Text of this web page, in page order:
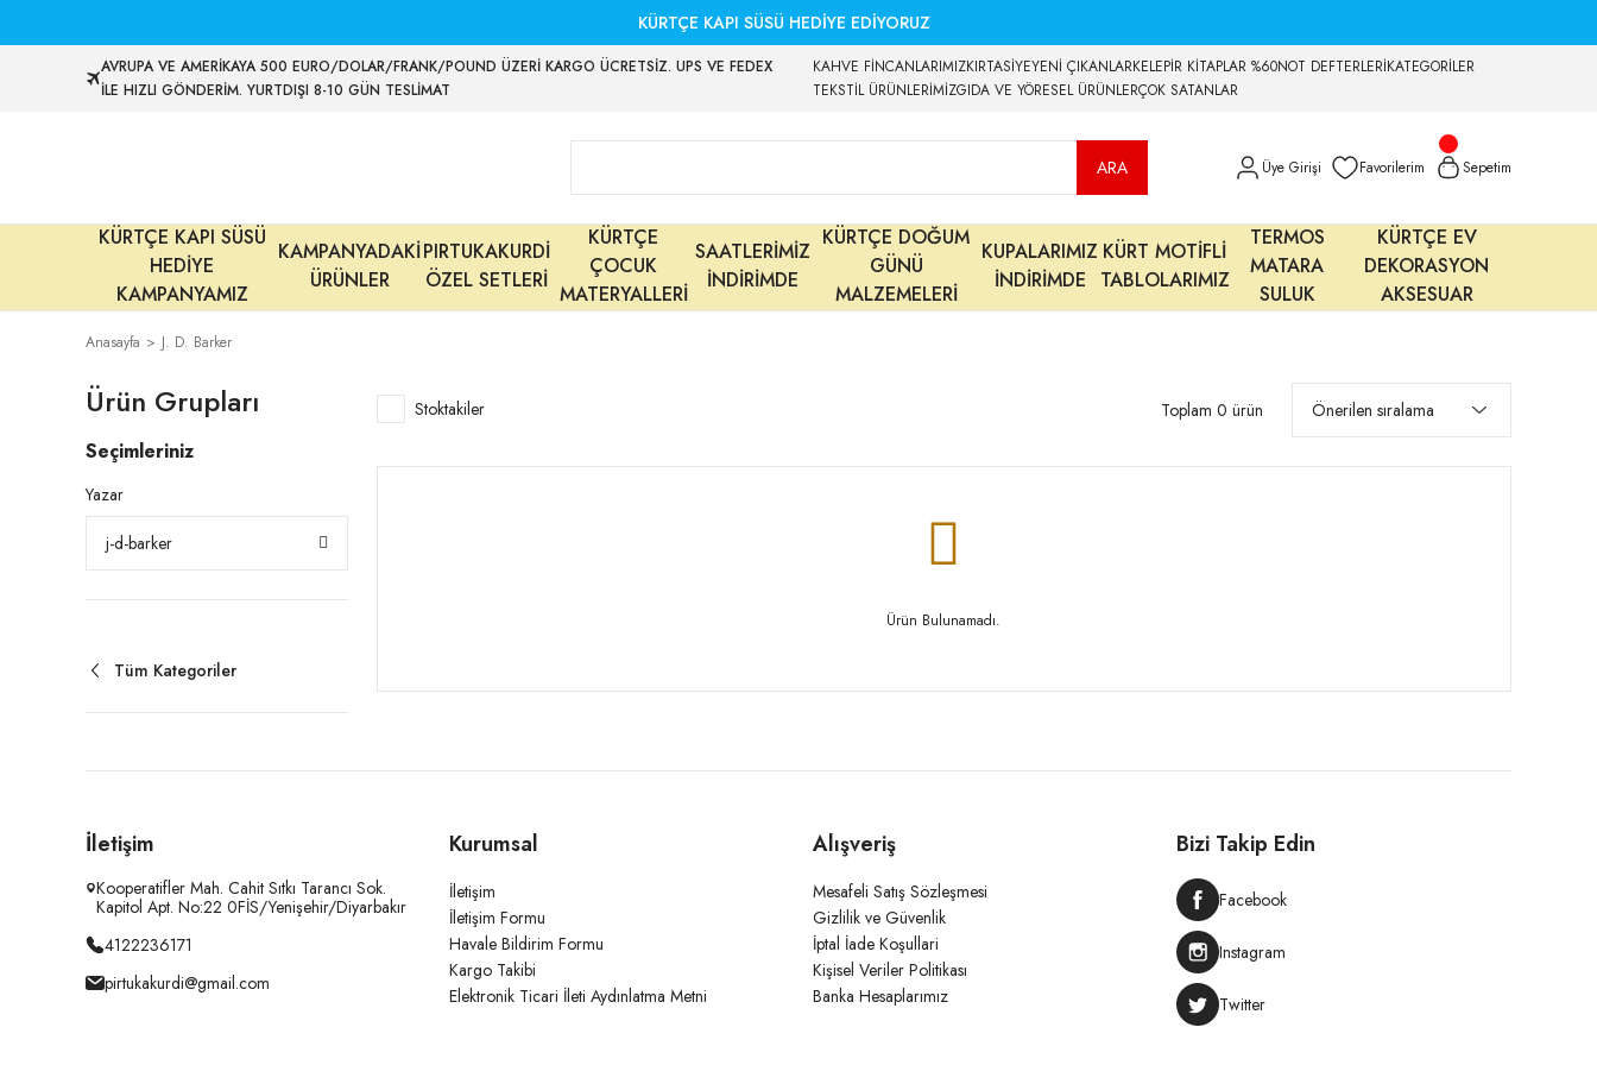
KÜRTÇE KAPI SÜSÜ HEDİYE EDİYORUZ
AVRUPA VE AMERİKAYA 500 EURO/DOLAR/FRANK/POUND ÜZERİ KARGO ÜCRETSİZ. UPS VE FEDEX
İLE HIZLI GÖNDERİM. YURTDIŞI 8-10 GÜN TESLİMAT
KAHVE FİNCANLARIMIZKIRTASİYEYENİ ÇIKANLARKELEPİR KİTAPLAR %60NOT DEFTERLERİKATEGORİLER
TEKSTİL ÜRÜNLERİMİZGIDA VE YÖRESEL ÜRÜNLERÇOK SATANLAR
ARA Üye Girişi Favorilerim Sepetim
KÜRTÇE KAPI SÜSÜ
HEDİYE
KAMPANYAMIZ
KAMPANYADAKİ
ÜRÜNLER
PIRTUKAKURDİ
ÖZEL SETLERİ
KÜRTÇE
ÇOCUK
MATERYALLERİ
SAATLERİMİZ
İNDİRİMDE
KÜRTÇE DOĞUM
GÜNÜ
MALZEMELERİ
KUPALARIMIZ
İNDİRİMDE
KÜRT MOTİFLİ
TABLOLARIMIZ
TERMOS
MATARA
SULUK
KÜRTÇE EV
DEKORASYON
AKSESUAR
Anasayfa J. D. Barker
Ürün Grupları
Seçimleriniz
Yazar
j-d-barker
Tüm Kategoriler
Stoktakiler Toplam 0 ürün
Ürün Bulunamadı.
İletişim
Kooperatifler Mah. Cahit Sıtkı Tarancı Sok.
Kapitol Apt. No:22 0FİS/Yenişehir/Diyarbakır
4122236171
pirtukakurdi@gmail.com
Kurumsal
İletişim
İletişim Formu
Havale Bildirim Formu
Kargo Takibi
Elektronik Ticari İleti Aydınlatma Metni
Alışveriş
Mesafeli Satış Sözleşmesi
Gizlilik ve Güvenlik
İptal İade Koşullari
Kişisel Veriler Politikası
Banka Hesaplarımız
Bizi Takip Edin
Facebook
Instagram
Twitter